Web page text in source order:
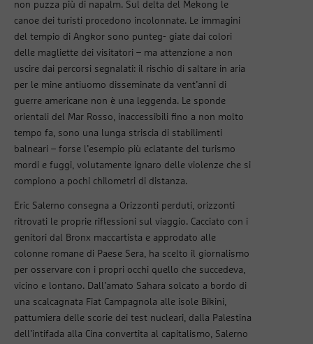
non puzza più di napalm. Sul delta del Mekong le
canoe dei turisti procedono incolonnate. Le immagini
del tempio di Angkor sono punteg- giate dai colori
delle magliette dei visitatori – ma attenzione a non
uscire dai percorsi segnalati: il rischio di saltare in aria
per le mine antiuomo disseminate da vent’anni di
guerre americane non è una leggenda. Le sponde
orientali del Mar Rosso, inaccessibili fino a non molto
tempo fa, sono una lunga striscia di stabilimenti
balneari – forse l’esempio più eclatante del turismo
mordi e fuggi, volutamente ignaro delle violenze che si
compiono a pochi chilometri di distanza.
Eric Salerno consegna a Orizzonti perduti, orizzonti
ritrovati le proprie riflessioni sul viaggio. Cacciato con i
genitori dal Bronx maccartista e approdato alle
colonne romane di Paese Sera, ha scelto il giornalismo
per osservare con i propri occhi quello che succedeva,
vicino e lontano. Dall’amato Sahara solcato a bordo di
una scalcagnata Fiat Campagnola alle isole Bikini,
pattumiera delle scorie dei test nucleari, dalla Palestina
dell’intifada alla Cina convertita al capitalismo, Salerno